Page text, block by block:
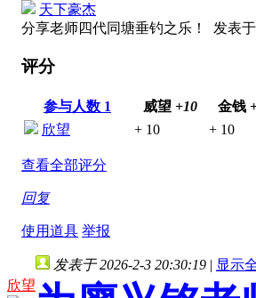
天下豪杰
分享老师四代同塘垂钓之乐！ 发表
评分
参与人数 1 威望 +10 金钱
欣望
+ 10 + 10
查看全部评分
回复
使用道具 举报
欣望
发表于 2026-2-3 20:30:19 | 显示